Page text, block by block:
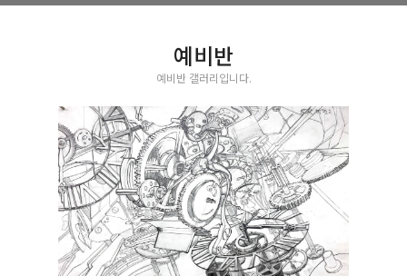
예비반
예비반 갤러리입니다.